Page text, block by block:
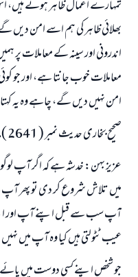
تمہارے اعمال ظاہر ہوتے
بھلائى ظاہر كى ہم اسے امن
اندرونى اور سينہ كے معاملات پر
معاملات خوب جانتا ہے، اور جو
امن نہيں ديں گے، چاہے وہ يہ
صحيح بخارى حديث نمبر ( 2641 ).
عزيز بہن: خدشہ ہے كہ اگر آپ
ميں تلاش شروع كر دى تو پھر آپ
آپ سب سے قبل اپنے آپ اور
عيب ٹٹولتى ہيں كيا وہ آپ ميں
جو شخص اپنے كسى دوست ميں